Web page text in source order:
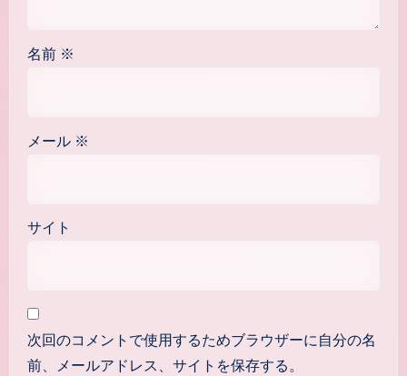
名前 ※
メール ※
サイト
次回のコメントで使用するためブラウザーに自分の名
前、メールアドレス、サイトを保存する。